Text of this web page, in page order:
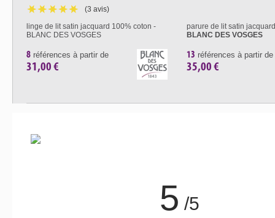
(3 avis)
linge de lit satin jacquard 100% coton -
BLANC DES VOSGES
8 références à partir de
31,00 €
parure de lit satin
BLANC DES VOSGES
13 références à partir de
35,00 €
5 /5